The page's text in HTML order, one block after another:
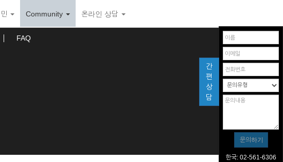
Community 온라인 상담
FAQ
간
편
상
담
한국: 02-561-6306